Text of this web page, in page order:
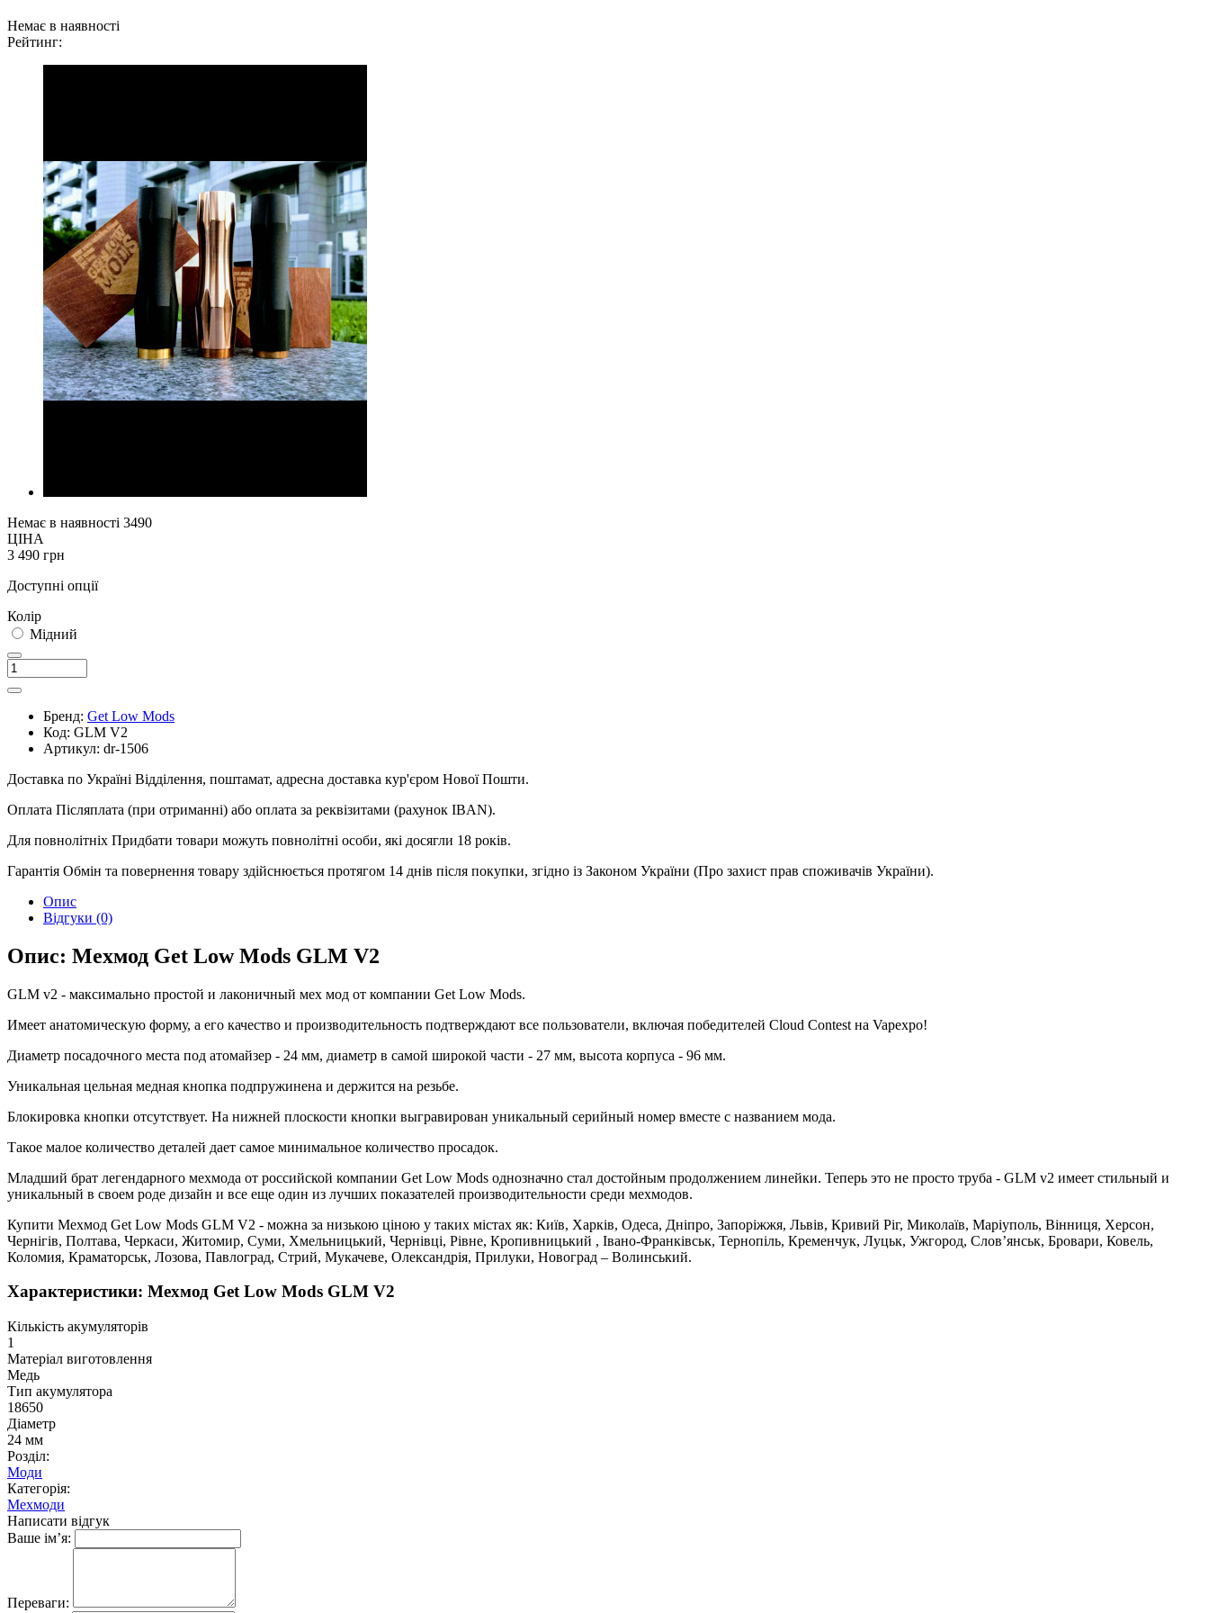
Немає в наявності
Рейтинг:
Немає в наявності 3490
ЦІНА
3 490 грн
Доступні опції
Колір
Мідний
Бренд: Get Low Mods
Код: GLM V2
Артикул: dr-1506
Доставка по Україні Відділення, поштамат, адресна доставка кур'єром Нової Пошти.
Оплата Післяплата (при отриманні) або оплата за реквізитами (рахунок IBAN).
Для повнолітніх Придбати товари можуть повнолітні особи, які досягли 18 років.
Гарантія Обмін та повернення товару здійснюється протягом 14 днів після покупки, згідно із Законом України (Про захист прав споживачів України).
Опис
Відгуки (0)
Опис: Мехмод Get Low Mods GLM V2
GLM v2 - максимально простой и лаконичный мех мод от компании Get Low Mods.
Имеет анатомическую форму, а его качество и производительность подтверждают все пользователи, включая победителей Cloud Contest на Vapexpo!
Диаметр посадочного места под атомайзер - 24 мм, диаметр в самой широкой части - 27 мм, высота корпуса - 96 мм.
Уникальная цельная медная кнопка подпружинена и держится на резьбе.
Блокировка кнопки отсутствует. На нижней плоскости кнопки выгравирован уникальный серийный номер вместе с названием мода.
Такое малое количество деталей дает самое минимальное количество просадок.
Младший брат легендарного мехмода от российской компании Get Low Mods однозначно стал достойным продолжением линейки. Теперь это не просто труба - GLM v2 имеет стильный и
уникальный в своем роде дизайн и все еще один из лучших показателей производительности среди мехмодов.
Купити Мехмод Get Low Mods GLM V2 - можна за низькою ціною у таких містах як: Київ, Харків, Одеса, Дніпро, Запоріжжя, Львів, Кривий Ріг, Миколаїв, Маріуполь, Вінниця, Херсон,
Чернігів, Полтава, Черкаси, Житомир, Суми, Хмельницький, Чернівці, Рівне, Кропивницький , Івано-Франківськ, Тернопіль, Кременчук, Луцьк, Ужгород, Слов’янськ, Бровари, Ковель,
Коломия, Краматорськ, Лозова, Павлоград, Стрий, Мукачеве, Олександрія, Прилуки, Новоград – Волинський.
Характеристики: Мехмод Get Low Mods GLM V2
Кількість акумуляторів
1
Матеріал виготовлення
Медь
Тип акумулятора
18650
Діаметр
24 мм
Розділ:
Моди
Категорія:
Мехмоди
Написати відгук
Ваше ім’я:
Переваги: